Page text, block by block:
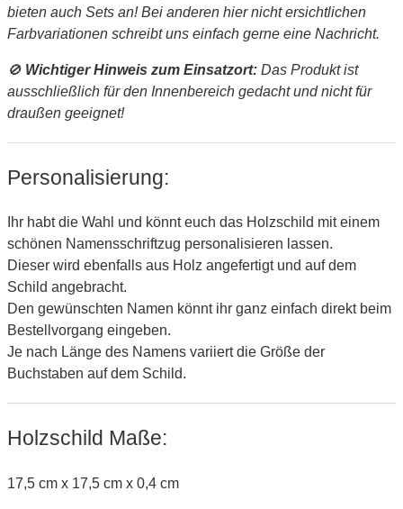
bieten auch Sets an! Bei anderen hier nicht ersichtlichen
Farbvariationen schreibt uns einfach gerne eine Nachricht.
🚫 Wichtiger Hinweis zum Einsatzort: Das Produkt ist
ausschließlich für den Innenbereich gedacht und nicht für
draußen geeignet!
Personalisierung:
Ihr habt die Wahl und könnt euch das Holzschild mit einem
schönen Namensschriftzug personalisieren lassen.
Dieser wird ebenfalls aus Holz angefertigt und auf dem
Schild angebracht.
Den gewünschten Namen könnt ihr ganz einfach direkt beim
Bestellvorgang eingeben.
Je nach Länge des Namens variiert die Größe der
Buchstaben auf dem Schild.
Holzschild Maße:
17,5 cm x 17,5 cm x 0,4 cm